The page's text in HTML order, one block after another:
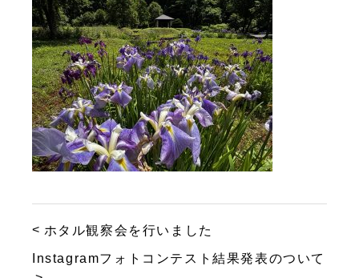
ホタル観察会を行いました
Instagramフォトコンテスト結果発表のついて